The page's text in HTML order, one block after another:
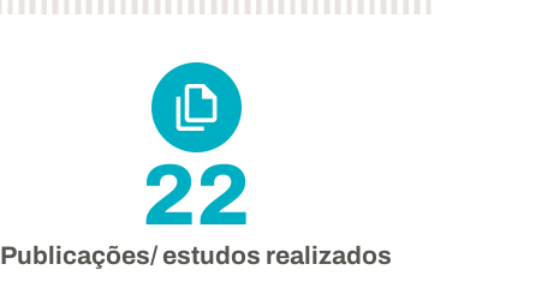
Publicações/ estudos realizados
22